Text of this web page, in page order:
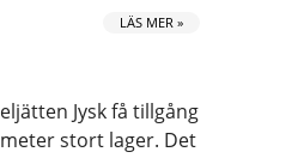
LÄS MER »
Jysk få tillgång
stort lager. Det